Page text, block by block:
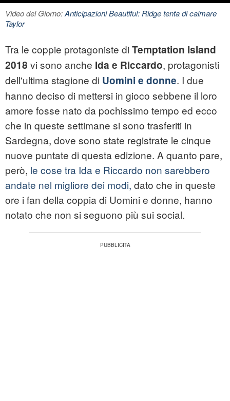
Video del Giorno:Anticipazioni Beautiful: Ridge tenta di calmare
Taylor
Tra le coppie protagoniste di Temptation Island
2018 vi sono anche Ida e Riccardo, protagonisti
dell'ultima stagione di Uomini e donne. I due
hanno deciso di mettersi in gioco sebbene il loro
amore fosse nato da pochissimo tempo ed ecco
che in queste settimane si sono trasferiti in
Sardegna, dove sono state registrate le cinque
nuove puntate di questa edizione. A quanto pare,
però, le cose tra Ida e Riccardo non sarebbero
andate nel migliore dei modi, dato che in queste
ore i fan della coppia di Uomini e donne, hanno
notato che non si seguono più sui social.